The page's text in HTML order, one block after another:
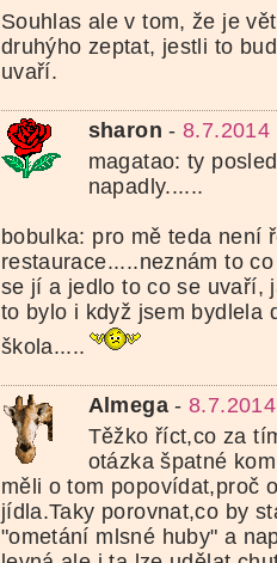
Souhlas ale v tom, že je
druhýho zeptat, jestli to
uvaří.
sharon -8.7.2014
magatao: ty
napadly......
bobulka: pro mě teda není
restaurace.....neznám to
se jí a jedlo to co se uvaří,
to bylo i když jsem bydlela
škola.....
Almega-
Těžko říct,co za
otázka špatné
měli o tom popovídat,proč
jídla.Taky porovnat,co by
"ometání mlsné huby" a